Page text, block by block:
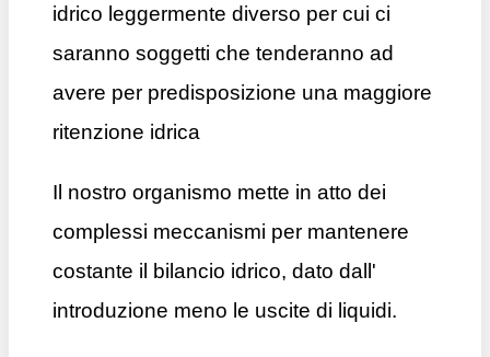
idrico leggermente diverso per cui ci
saranno soggetti che tenderanno ad
avere per predisposizione una maggiore
ritenzione idrica
Il nostro organismo mette in atto dei
complessi meccanismi per mantenere
costante il bilancio idrico, dato dall'
introduzione meno le uscite di liquidi.